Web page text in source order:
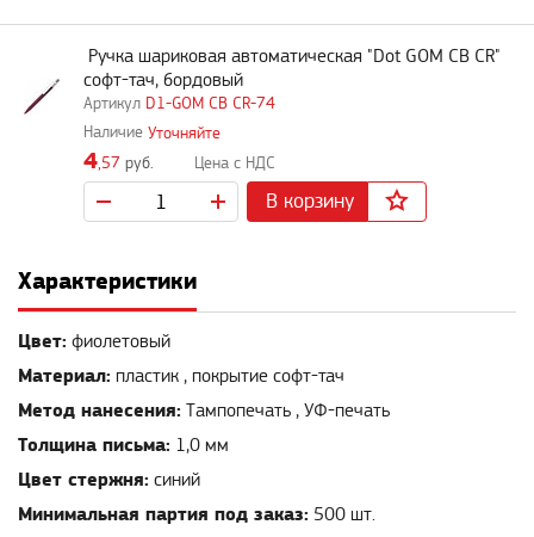
D1-GOM CB CR-74
Ручка шариковая автоматическая "Dot GOM CB CR"
софт-тач, бордовый
Уточняйте
4,57 руб.
В корзину
Характеристики
Цвет: фиолетовый
Материал: пластик , покрытие софт-тач
Метод нанесения: Тампопечать , УФ-печать
Толщина письма: 1,0 мм
Цвет стержня: синий
Минимальная партия под заказ: 500 шт.